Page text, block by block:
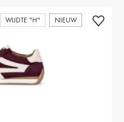
WIJDTE "H" NIEUW